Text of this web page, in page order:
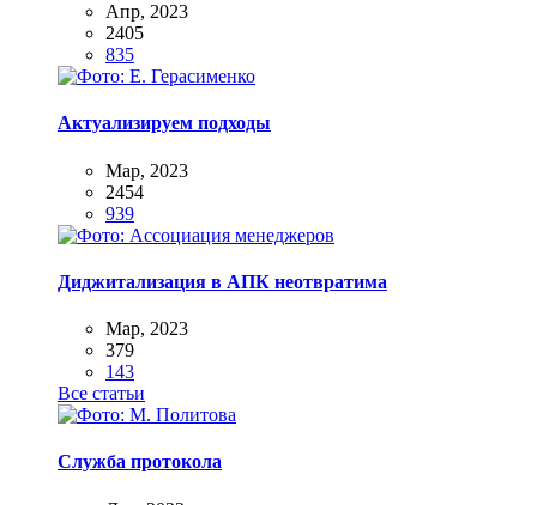
Апр, 2023
2405
835
Актуализируем подходы
Мар, 2023
2454
939
Диджитализация в АПК неотвратима
Мар, 2023
379
143
Все статьи
Служба протокола